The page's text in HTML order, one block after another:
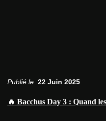
Publié le 22 Juin 2025
🔥 Bacchus Day 3 : Quand